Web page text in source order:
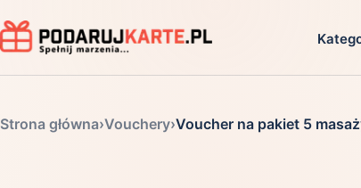
Strona główna›Vouchery›Voucher na pakiet 5